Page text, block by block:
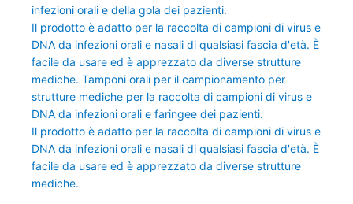
infezioni orali e della gola dei pazienti.
Il prodotto è adatto per la raccolta di campioni di virus e
DNA da infezioni orali e nasali di qualsiasi fascia d'età. È
facile da usare ed è apprezzato da diverse strutture
mediche. Tamponi orali per il campionamento per
strutture mediche per la raccolta di campioni di virus e
DNA da infezioni orali e faringee dei pazienti.
Il prodotto è adatto per la raccolta di campioni di virus e
DNA da infezioni orali e nasali di qualsiasi fascia d'età. È
facile da usare ed è apprezzato da diverse strutture
mediche.